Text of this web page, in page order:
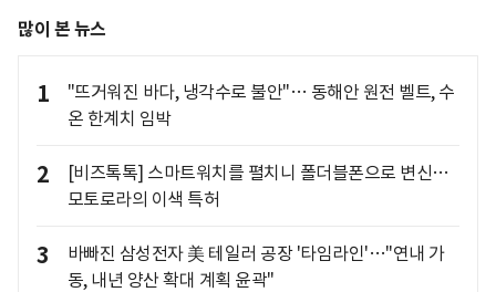
많이 본 뉴스
1
"뜨거워진 바다, 냉각수로 불안"… 동해안 원전 벨트, 수
온 한계치 임박
2
[비즈톡톡] 스마트워치를 펼치니 폴더블폰으로 변신…
모토로라의 이색 특허
3
바빠진 삼성전자 美 테일러 공장 '타임라인'…"연내 가
동, 내년 양산 확대 계획 윤곽"